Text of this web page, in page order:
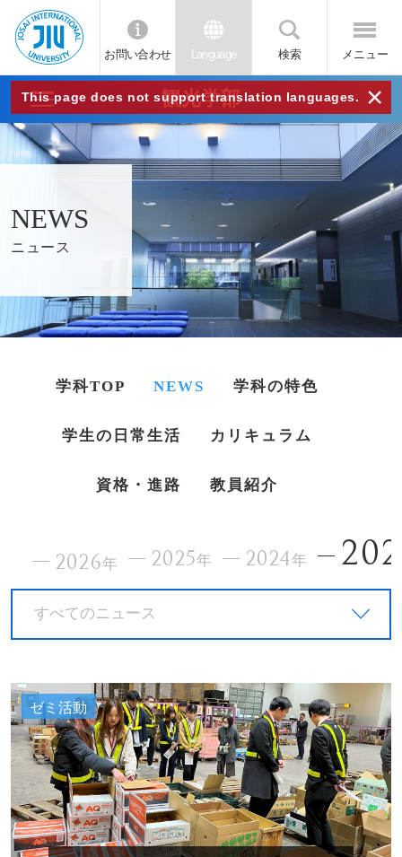
JIU
城西
大学
お問い合わせ Language 検索 メニュー
This page does not support translation languages. ×
観光学部
NEWS
ニュース
学科TOP NEWS 学科の特色
学生の日常生活 カリキュラム
資格・進路 教員紹介
2026年 2025年 2024年
すべてのニュース
ゼミ活動